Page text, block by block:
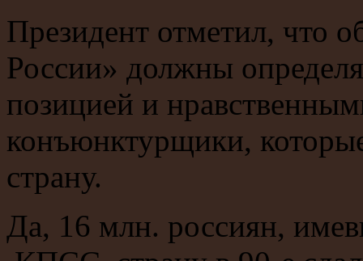
Президент отметил, что
России» должны
позицией и
конъюнктурщики,
страну.
Да, 16 млн. россиян,